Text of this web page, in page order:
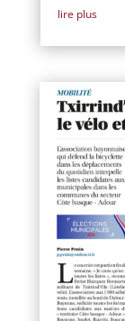
lire plus